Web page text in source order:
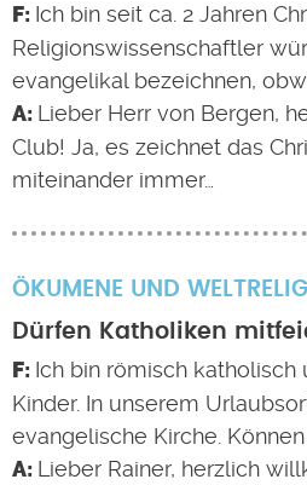
Ich bin seit ca. 2 Jahren
Religionswissenschaftler
evangelikal bezeichnen,
Lieber Herr von Bergen,
Club! Ja, es zeichnet das
miteinander immer…
ÖKUMENE UND
Dürfen Katholiken
Ich bin römisch katholisch
Kinder. In unserem
evangelische Kirche. Können
Lieber Rainer, herzlich